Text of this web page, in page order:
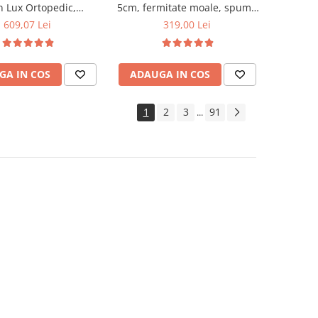
Lux Ortopedic,
fermitate
vara-iarna, sistem
cu butoni, Salt
Confort
609,07 Lei
IN COS
5cm, fermitate moale, spuma
poliuretanica, husa fixa
319,00 Lei
ADAUGA IN COS
1 2 3 ... 91